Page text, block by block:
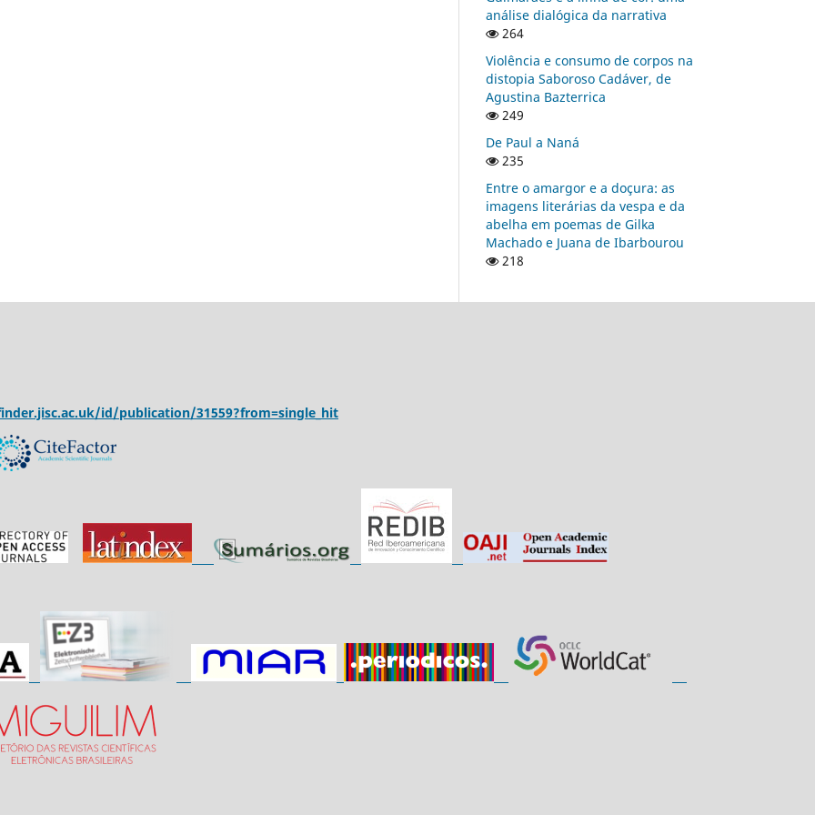
análise dialógica da narrativa
264
Violência e consumo de corpos na
distopia Saboroso Cadáver, de
Agustina Bazterrica
249
De Paul a Naná
235
Entre o amargor e a doçura: as
imagens literárias da vespa e da
abelha em poemas de Gilka
Machado e Juana de Ibarbourou
218
id/publication/31559?from=single_hit